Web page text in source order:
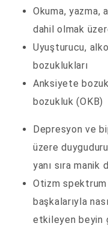
Okuma, yazma,
dahil olmak
Uyuşturucu,
bozuklukları
Anksiyete
bozukluk (OKB)
Depresyon ve
üzere
yanı sıra manik
Otizm
başkalarıyla
etkileyen beyin